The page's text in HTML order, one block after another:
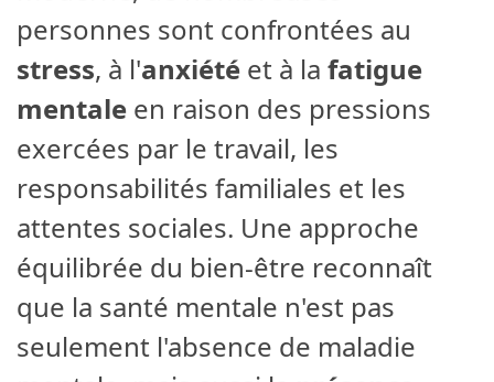
personnes sont confrontées au
stress, à l'anxiété et à la fatigue
mentale en raison des pressions
exercées par le travail, les
responsabilités familiales et les
attentes sociales. Une approche
équilibrée du bien-être reconnaît
que la santé mentale n'est pas
seulement l'absence de maladie